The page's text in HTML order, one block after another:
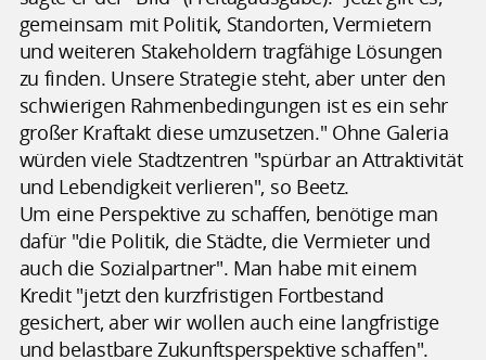
gemeinsam mit Politik, Standorten, Vermietern
und weiteren Stakeholdern tragfähige Lösungen
zu finden. Unsere Strategie steht, aber unter den
schwierigen Rahmenbedingungen ist es ein sehr
großer Kraftakt diese umzusetzen." Ohne Galeria
würden viele Stadtzentren "spürbar an Attraktivität
und Lebendigkeit verlieren", so Beetz.
Um eine Perspektive zu schaffen, benötige man
dafür "die Politik, die Städte, die Vermieter und
auch die Sozialpartner". Man habe mit einem
Kredit "jetzt den kurzfristigen Fortbestand
gesichert, aber wir wollen auch eine langfristige
und belastbare Zukunftsperspektive schaffen".